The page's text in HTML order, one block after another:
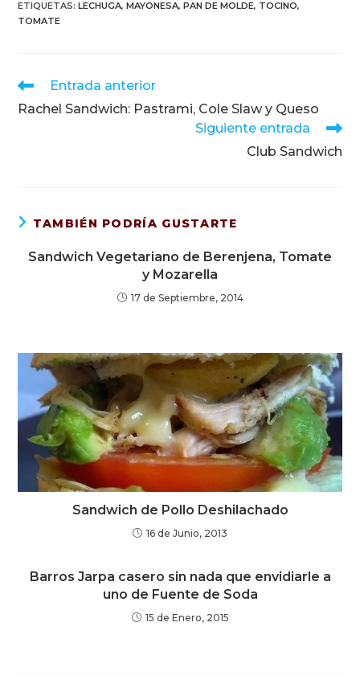
ETIQUETAS:LECHUGA, MAYONESA, PAN DE MOLDE, TOCINO,
TOMATE
Leer
artículos
Entrada anterior
Rachel Sandwich: Pastrami, Cole Slaw y Queso
Siguiente entrada
Club Sandwich
TAMBIÉN PODRÍA GUSTARTE
Sandwich Vegetariano de Berenjena, Tomate
y Mozarella
17 de Septiembre, 2014
Sandwich de Pollo Deshilachado
16 de Junio, 2013
Barros Jarpa casero sin nada que envidiarle a
uno de Fuente de Soda
15 de Enero, 2015